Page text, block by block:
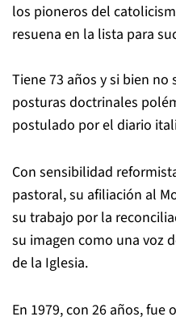
los pioneros del
resuena en la lista para
Tiene 73 años y si bien
posturas doctrinales
postulado por el diario
Con sensibilidad
pastoral, su afiliación al
su trabajo por la
su imagen como una voz
de la Iglesia.
En 1979, con 26 años,